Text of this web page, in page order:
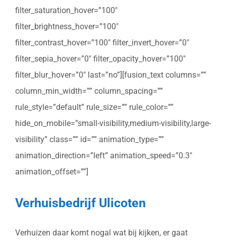
filter_saturation_hover=”100″
filter_brightness_hover=”100″
filter_contrast_hover=”100″ filter_invert_hover=”0″
filter_sepia_hover=”0″ filter_opacity_hover=”100″
filter_blur_hover=”0″ last=”no”][fusion_text columns=””
column_min_width=”” column_spacing=””
rule_style=”default” rule_size=”” rule_color=””
hide_on_mobile=”small-visibility,medium-visibility,large-
visibility” class=”” id=”” animation_type=””
animation_direction=”left” animation_speed=”0.3″
animation_offset=””]
Verhuisbedrijf Ulicoten
Verhuizen daar komt nogal wat bij kijken, er gaat